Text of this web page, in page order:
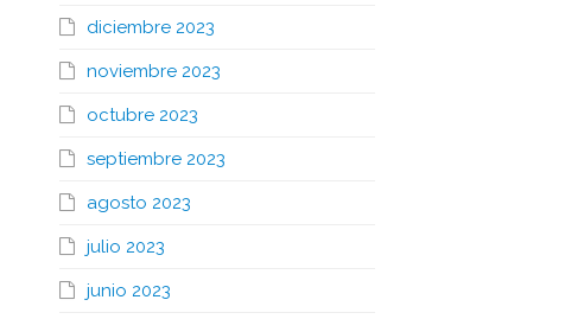
diciembre 2023
noviembre 2023
octubre 2023
septiembre 2023
agosto 2023
julio 2023
junio 2023